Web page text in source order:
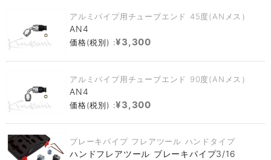
アルミパイプ用チューブエンド 45度(ANメス）
AN4
価格(税別) :¥3,300
アルミパイプ用チューブエンド 90度(ANメス）
AN4
価格(税別) :¥3,300
ブレーキパイプ フレアツール ハンドタイプ
ハンドフレアツール ブレーキパイプ3/16